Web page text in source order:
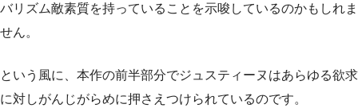
バリズム敵素質を持っていることを示唆しているのかもしれま
せん。
という風に、本作の前半部分でジュスティーヌはあらゆる欲求
に対しがんじがらめに押さえつけられているのです。